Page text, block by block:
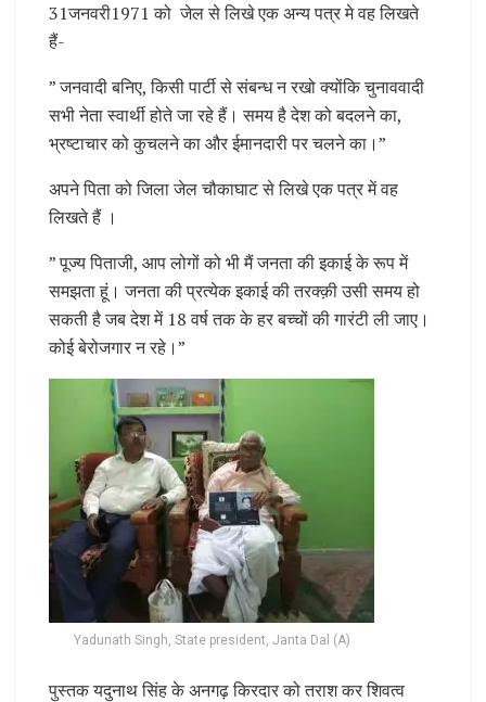
31जनवरी1971 को जेल से लिखे एक अन्य पत्र मे वह लिखते
हैं-
” जनवादी बनिए, किसी पार्टी से संबन्ध न रखो क्योंकि चुनाववादी
सभी नेता स्वार्थी होते जा रहे हैं। समय है देश को बदलने का,
भ्रष्टाचार को कुचलने का और ईमानदारी पर चलने का।”
अपने पिता को जिला जेल चौकाघाट से लिखे एक पत्र में वह
लिखते हैं ।
” पूज्य पिताजी, आप लोगों को भी मैं जनता की इकाई के रूप में
समझता हूं। जनता की प्रत्येक इकाई की तरक्क़ी उसी समय हो
सकती है जब देश में 18 वर्ष तक के हर बच्चों की गारंटी ली जाए।
कोई बेरोजगार न रहे।”
Yadunath Singh, State president, Janta Dal (A)
पुस्तक यदुनाथ सिंह के अनगढ़ किरदार को तराश कर शिवत्व